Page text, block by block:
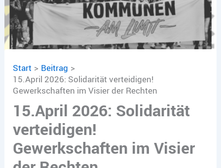
Start
Beitrag
15.April 2026: Solidarität verteidigen!
Gewerkschaften im Visier der Rechten
15.April 2026: Solidarität
verteidigen!
Gewerkschaften im Visier